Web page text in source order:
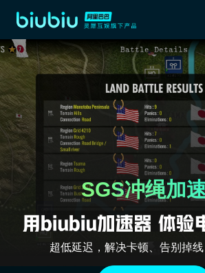
SGS冲绳加
超低延迟，解决卡顿、告别掉